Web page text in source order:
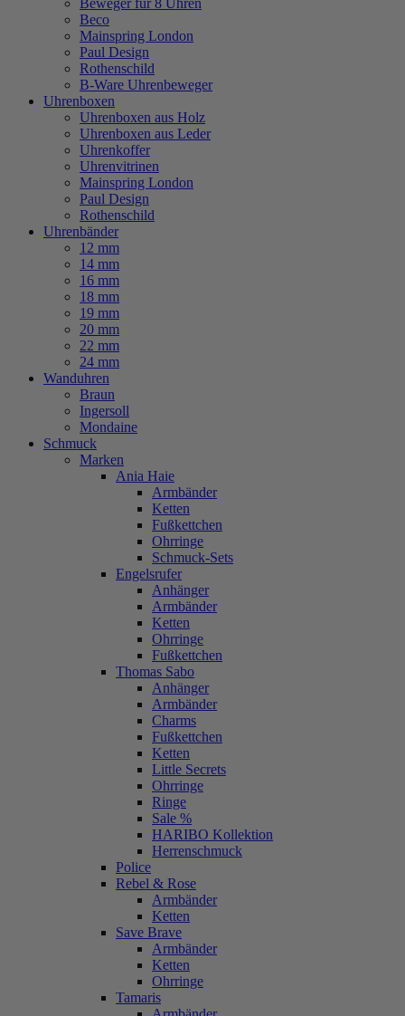
Beweger für 8 Uhren
Beco
Mainspring London
Paul Design
Rothenschild
B-Ware Uhrenbeweger
Uhrenboxen
Uhrenboxen aus Holz
Uhrenboxen aus Leder
Uhrenkoffer
Uhrenvitrinen
Mainspring London
Paul Design
Rothenschild
Uhrenbänder
12 mm
14 mm
16 mm
18 mm
19 mm
20 mm
22 mm
24 mm
Wanduhren
Braun
Ingersoll
Mondaine
Schmuck
Marken
Ania Haie
Armbänder
Ketten
Fußkettchen
Ohrringe
Schmuck-Sets
Engelsrufer
Anhänger
Armbänder
Ketten
Ohrringe
Fußkettchen
Thomas Sabo
Anhänger
Armbänder
Charms
Fußkettchen
Ketten
Little Secrets
Ohrringe
Ringe
Sale %
HARIBO Kollektion
Herrenschmuck
Police
Rebel & Rose
Armbänder
Ketten
Save Brave
Armbänder
Ketten
Ohrringe
Tamaris